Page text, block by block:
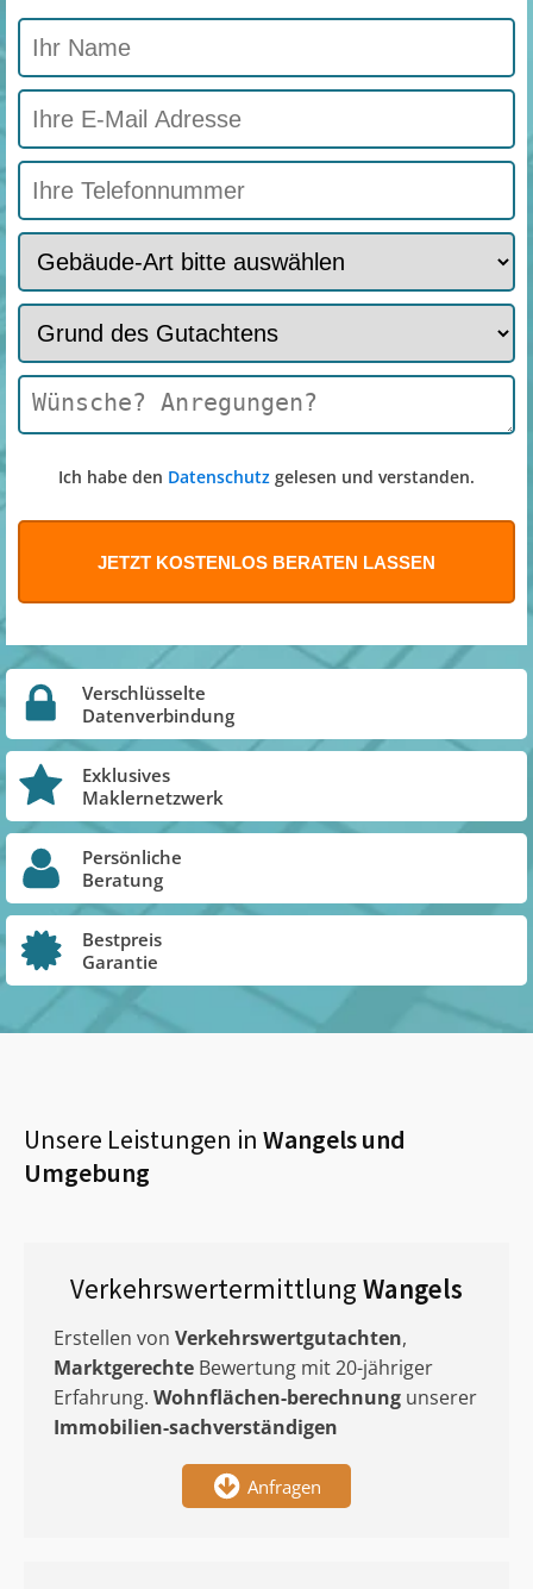
Ich habe den Datenschutz gelesen und verstanden.
Verschlüsselte
Datenverbindung
Exklusives
Maklernetzwerk
Persönliche
Beratung
Bestpreis
Garantie
Unsere Leistungen in Wangelsund
Umgebung
Verkehrswertermittlung Wangels
Erstellen von Verkehrswertgutachten,
Marktgerechte Bewertung mit 20-jähriger
Erfahrung. Wohnflächen-berechnung unserer
Immobilien-sachverständigen
Anfragen